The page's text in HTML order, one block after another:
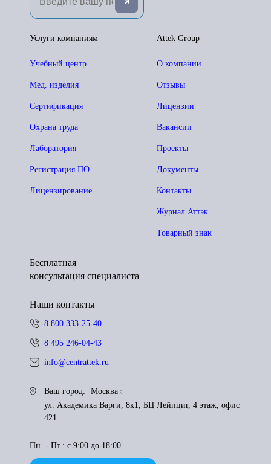
Attek Group
О компании
Отзывы
Лицензии
Вакансии
Проекты
Документы
Контакты
Журнал Аттэк
Товарный знак
Услуги компаниям
Учебный центр
Мед. изделия
Сертификация
Охрана труда
Лаборатория
Регистрация ПО
Лицензирование
Бесплатная
консультация специалиста
Наши контакты
8 800 333-25-40
8 495 246-04-43
info@centrattek.ru
Ваш город:
Москва
ул. Академика Варги, 8к1, БЦ Лейпциг, 4 этаж, офис
421
Пн. - Пт.: с 9:00 до 18:00